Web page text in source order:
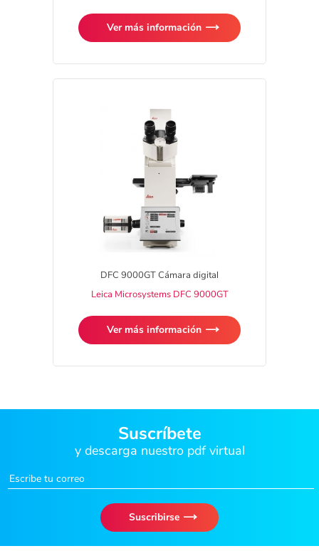
Ver más información
DFC 9000GT Cámara digital
Leica Microsystems DFC 9000GT
Ver más información
Suscríbete
y descarga nuestro pdf virtual
Suscribirse